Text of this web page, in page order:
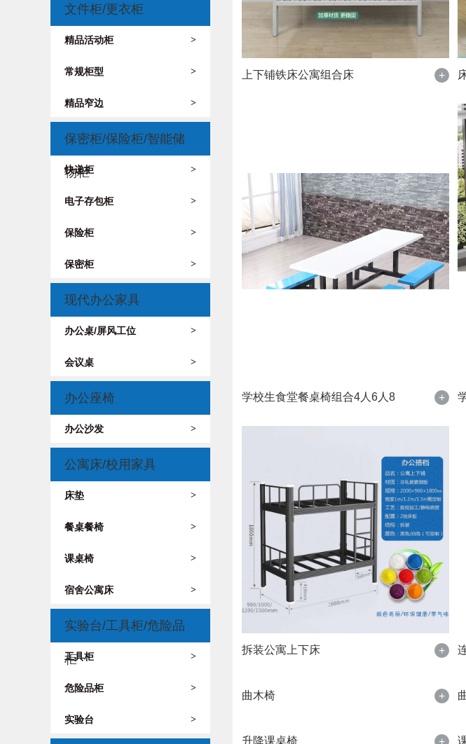
文件柜/更衣柜
精品活动柜 >
常规柜型 >
精品窄边 >
保密柜/保险柜/智能储
物柜
快递柜 >
电子存包柜 >
保险柜 >
保密柜 >
现代办公家具
办公桌/屏风工位 >
会议桌 >
办公座椅
办公沙发 >
公寓床/校用家具
床垫 >
餐桌餐椅 >
课桌椅 >
宿舍公寓床 >
实验台/工具柜/危险品
柜
工具柜 >
危险品柜 >
实验台 >
上下铺铁床公寓组合床 +
学校生食堂餐桌椅组合4人6人8 +
拆装公寓上下床 +
曲木椅 +
升降课桌椅 +